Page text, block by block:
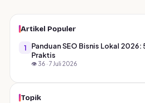
Artikel Populer
1
Panduan SEO Bisnis Lokal 2026:
Praktis
👁️ 36 · 7 Juli 2026
Topik